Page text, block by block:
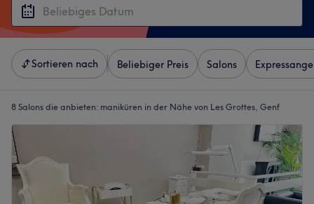
Sortieren nach Beliebiger Preis Salons
8 Salons die anbieten: maniküren in der Nähe von Les Grottes, Genf